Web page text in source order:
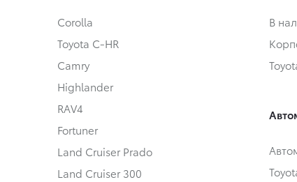
Corolla
Toyota C-HR
Camry
Highlander
RAV4
Fortuner
Land Cruiser Prado
Land Cruiser 300
В